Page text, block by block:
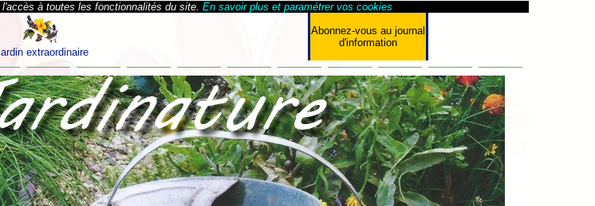
à toutes les fonctionnalités du site. En savoir plus et paramétrer vos cookies
extraordinaire
Abonnez-vous au journal
d'information